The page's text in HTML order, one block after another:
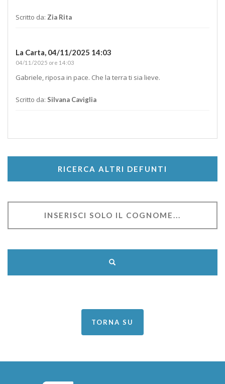
Scritto da: Zia Rita
La Carta, 04/11/2025 14:03
04/11/2025 ore 14:03
Gabriele, riposa in pace. Che la terra ti sia lieve.
Scritto da: Silvana Caviglia
RICERCA ALTRI DEFUNTI
TORNA SU